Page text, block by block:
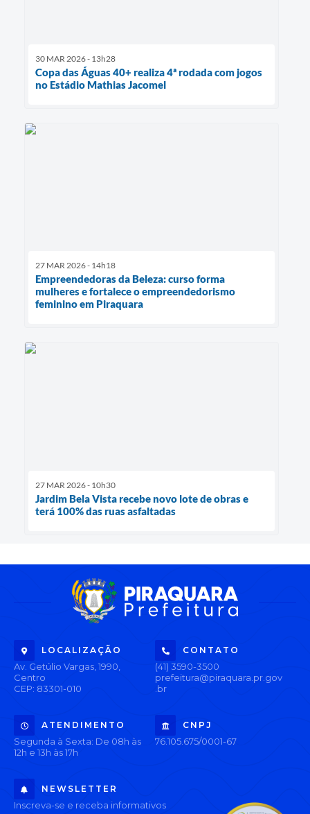
30 MAR 2026 - 13h28
Copa das Águas 40+ realiza 4ª rodada com jogos
no Estádio Mathias Jacomel
27 MAR 2026 - 14h18
Empreendedoras da Beleza: curso forma
mulheres e fortalece o empreendedorismo
feminino em Piraquara
27 MAR 2026 - 10h30
Jardim Bela Vista recebe novo lote de obras e
terá 100% das ruas asfaltadas
LOCALIZAÇÃO
Av. Getúlio Vargas, 1990,
Centro
CEP: 83301-010
CONTATO
(41) 3590-3500
prefeitura@piraquara.pr.gov
.br
ATENDIMENTO
Segunda à Sexta: De 08h às
12h e 13h às 17h
CNPJ
76.105.675/0001-67
NEWSLETTER
Inscreva-se e receba informativos